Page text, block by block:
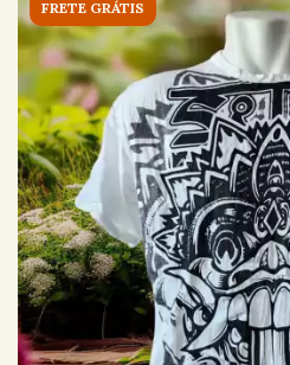
FRETE GRÁTIS